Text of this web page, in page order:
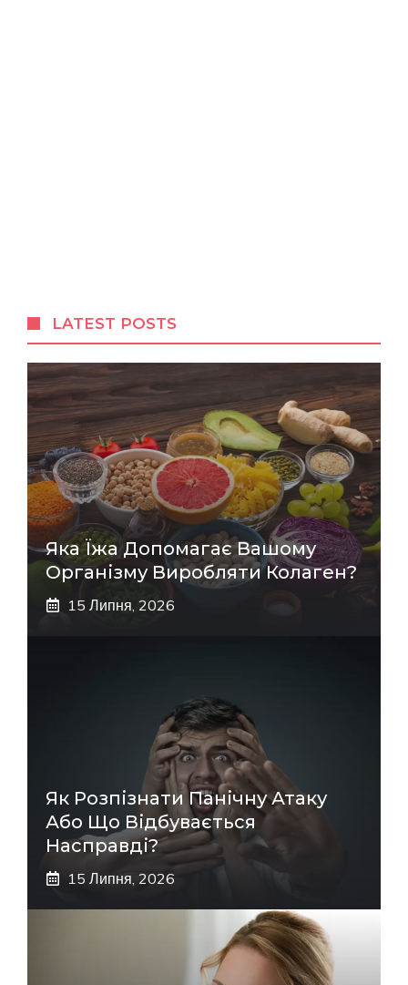
LATEST POSTS
Яка Їжа Допомагає Вашому
Організму Виробляти Колаген?
15 Липня, 2026
Як Розпізнати Панічну Атаку
Або Що Відбувається
Насправді?
15 Липня, 2026